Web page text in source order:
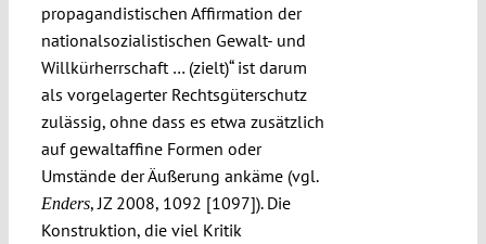
propagandistischen Affirmation der
nationalsozialistischen Gewalt- und
Willkürherrschaft … (zielt)“ ist darum
als vorgelagerter Rechtsgüterschutz
zulässig, ohne dass es etwa zusätzlich
auf gewaltaffine Formen oder
Umstände der Äußerung ankäme (vgl.
Enders, JZ 2008, 1092 [1097]). Die
Konstruktion, die viel Kritik